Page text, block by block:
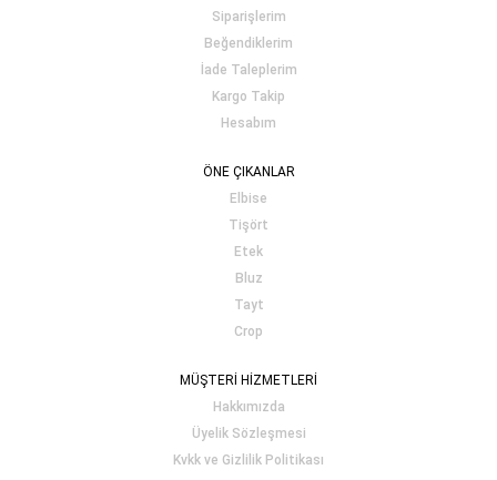
Siparişlerim
Beğendiklerim
İade Taleplerim
Kargo Takip
Hesabım
ÖNE ÇIKANLAR
Elbise
Tişört
Etek
Bluz
Tayt
Crop
MÜŞTERİ HİZMETLERİ
Hakkımızda
Üyelik Sözleşmesi
Kvkk ve Gizlilik Politikası